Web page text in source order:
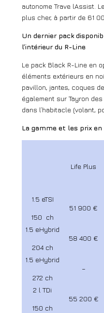
autonome Trave lAssist.
plus cher, à partir de 61
Un dernier pack
l’intérieur du R-Line
Le pack Black R-Line en
éléments extérieurs en
pavillon, jantes, coques
également sur Tayron
dans l’habitacle (volant,
La gamme et les prix en
Life Plus
1.5 eTSI
150 ch
51 900 €
1.5 eHybrid
204 ch
58 400 €
1.5 eHybrid
272 ch
–
2 l TDi
150 ch
55 200 €